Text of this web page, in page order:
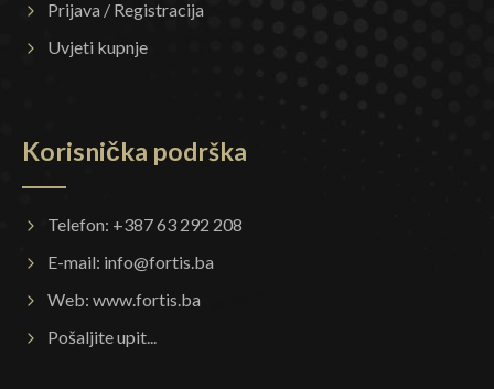
Prijava / Registracija
Uvjeti kupnje
Korisnička podrška
Telefon: +387 63 292 208
E-mail: info@fortis.ba
Web: www.fortis.ba
Pošaljite upit...